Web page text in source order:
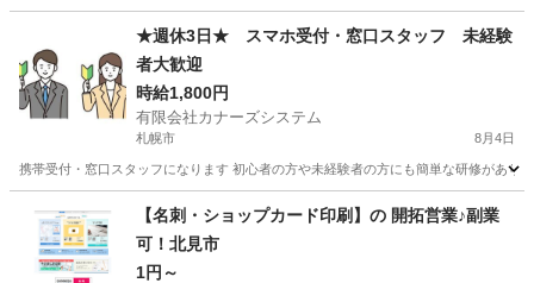
携帯ショップ スタッフ
★週休3日★ スマホ受付・窓口スタッフ 未経験
者大歓迎
時給1,800円
有限会社カナーズシステム
札幌市 8月4日
携帯受付・窓口スタッフになります 初心者の方や未経験者の方にも簡単な研修があ
携帯ショップ スタッフ
【名刺・ショップカード印刷】の 開拓営業♪副業
可！北見市
1円～